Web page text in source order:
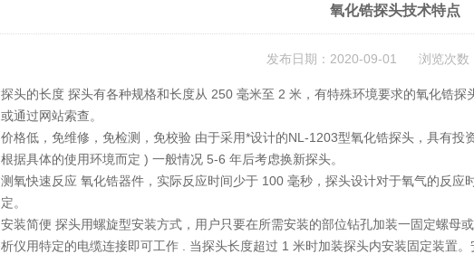
氧化锆探头技术特点
发布日期：2020-09-01 浏览次数
探头的长度 探头有各种规格和长度从 250 毫米至 2 米，有特殊环境要求的氧化锆
或通过网站索查。
价格低，免维修，免检测，免校验 由于采用*设计的NL-1203型氧化锆探头，具有
根据具体的使用环境而定 ) 一般情况 5-6 年后考虑换新探头。
测氧快速反应 氧化锆器件，实际反应时间少于 100 毫秒，探头设计对于氧气的反
定。
安装简便 探头用螺旋型安装方式，用户只要在所需安装的部位钻孔加装一固定螺母
析仪用特定的电缆连接即可工作 . 当探头长度超过 1 米时加装探头内安装固定装置。